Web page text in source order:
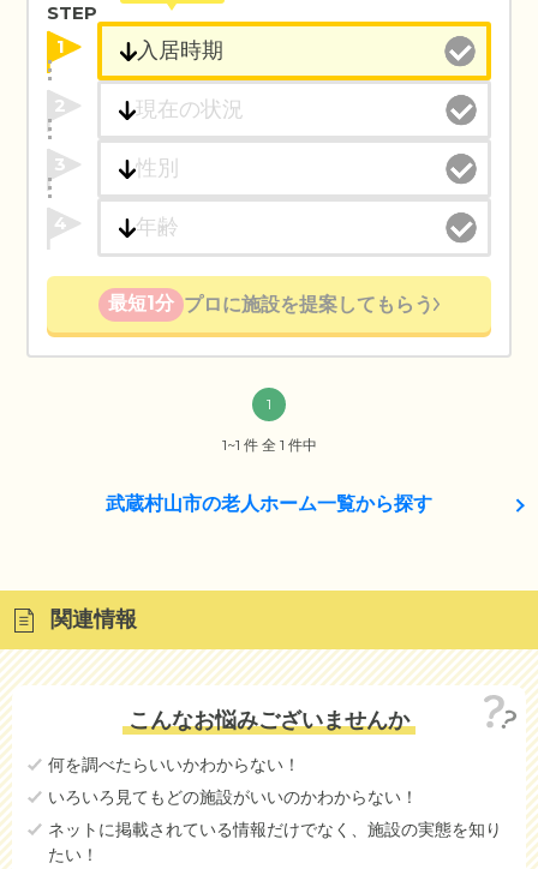
STEP
1
2
3
4
最短1分 プロに施設を提案してもらう
1
1~1 件 全 1 件中
武蔵村山市の老人ホーム一覧から探す
関連情報
こんなお悩みございませんか
何を調べたらいいかわからない！
いろいろ見てもどの施設がいいのかわからない！
ネットに掲載されている情報だけでなく、施設の実態を知り
たい！